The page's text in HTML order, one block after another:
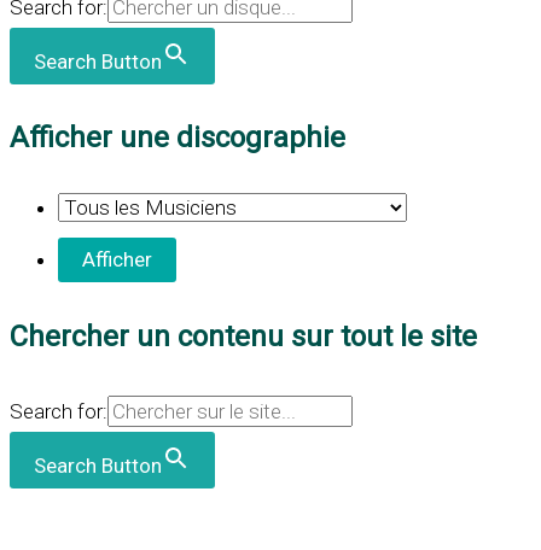
Search for:
Search Button
Afficher une discographie
Chercher un contenu sur tout le site
Search for:
Search Button